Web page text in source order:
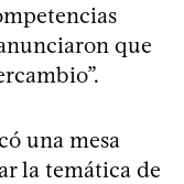
que
una mesa
la temática de